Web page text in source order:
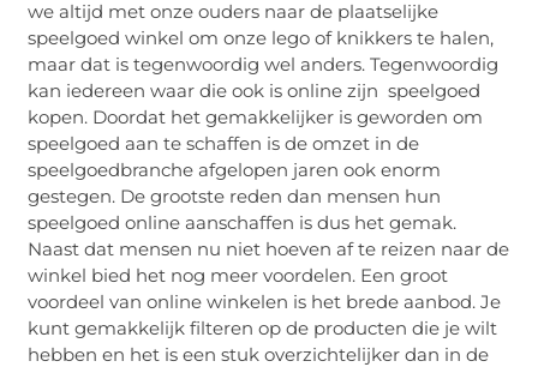
we altijd met onze ouders naar de plaatselijke
speelgoed winkel om onze lego of knikkers te halen,
maar dat is tegenwoordig wel anders. Tegenwoordig
kan iedereen waar die ook is online zijn speelgoed
kopen. Doordat het gemakkelijker is geworden om
speelgoed aan te schaffen is de omzet in de
speelgoedbranche afgelopen jaren ook enorm
gestegen. De grootste reden dan mensen hun
speelgoed online aanschaffen is dus het gemak.
Naast dat mensen nu niet hoeven af te reizen naar de
winkel bied het nog meer voordelen. Een groot
voordeel van online winkelen is het brede aanbod. Je
kunt gemakkelijk filteren op de producten die je wilt
hebben en het is een stuk overzichtelijker dan in de